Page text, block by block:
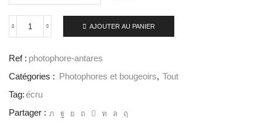
AJOUTER AU PANIER
Ref : photophore-antares
Catégories :
Photophores et bougeoirs, Tout
Tag:écru
Partager :